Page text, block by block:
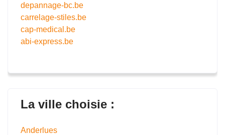
depannage-bc.be
carrelage-stiles.be
cap-medical.be
abi-express.be
La ville choisie :
Anderlues